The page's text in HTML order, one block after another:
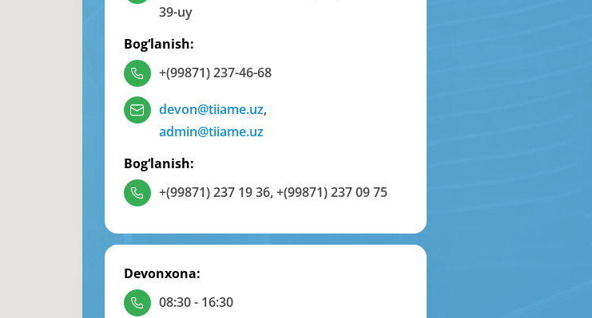
39-uy
Bog‘lanish:
+(99871) 237-46-68
devon@tiiame.uz,
admin@tiiame.uz
Bog‘lanish:
+(99871) 237 19 36,+(99871) 237 09 75
Devonxona:
08:30 - 16:30